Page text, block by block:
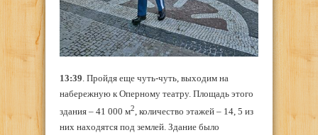
13:39. Пройдя еще чуть-чуть, выходим на
набережную к Оперному театру. Площадь этого
здания – 41 000 м2, количество этажей – 14, 5 из
них находятся под землей. Здание было